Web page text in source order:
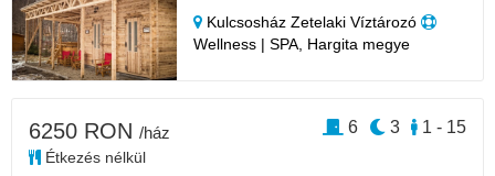
Kulcsosház Zetelaki Víztározó
Wellness | SPA, Hargita megye
6250 RON /ház
Étkezés nélkül
1 - 15
3
6